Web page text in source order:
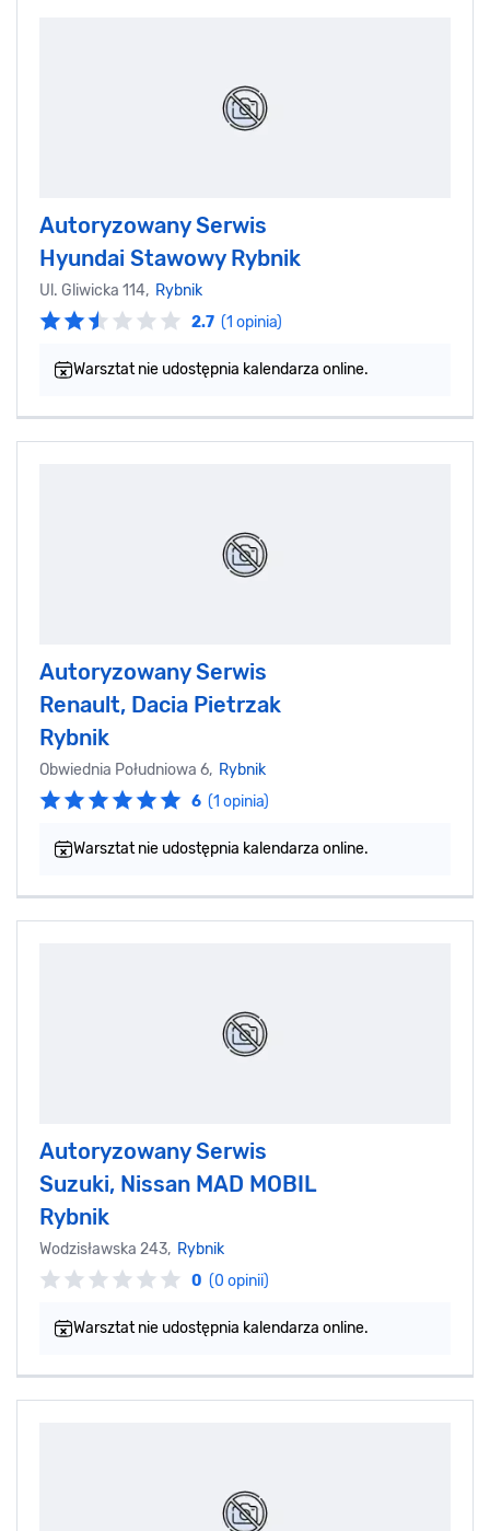
Autoryzowany Serwis
Hyundai Stawowy Rybnik
Ul. Gliwicka 114, Rybnik
2.7 (1 opinia)
Warsztat nie udostępnia kalendarza online.
Autoryzowany Serwis
Renault, Dacia Pietrzak
Rybnik
Obwiednia Południowa 6, Rybnik
6 (1 opinia)
Warsztat nie udostępnia kalendarza online.
Autoryzowany Serwis
Suzuki, Nissan MAD MOBIL
Rybnik
Wodzisławska 243, Rybnik
0 (0 opinii)
Warsztat nie udostępnia kalendarza online.